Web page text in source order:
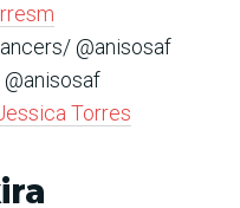
@anisosaf
Torres